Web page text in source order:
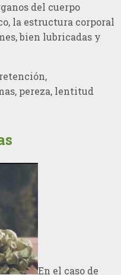
del cuerpo
la estructura corporal
bien lubricadas y
pereza, lentitud
En el caso de